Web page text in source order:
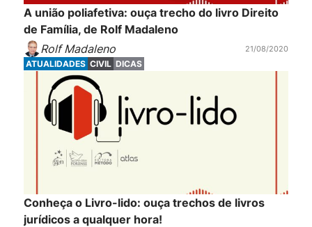
A união poliafetiva: ouça trecho do livro Direito
de Família, de Rolf Madaleno
Rolf Madaleno
21/08/2020
ATUALIDADES CIVIL DICAS
Conheça o Livro-lido: ouça trechos de livros
jurídicos a qualquer hora!